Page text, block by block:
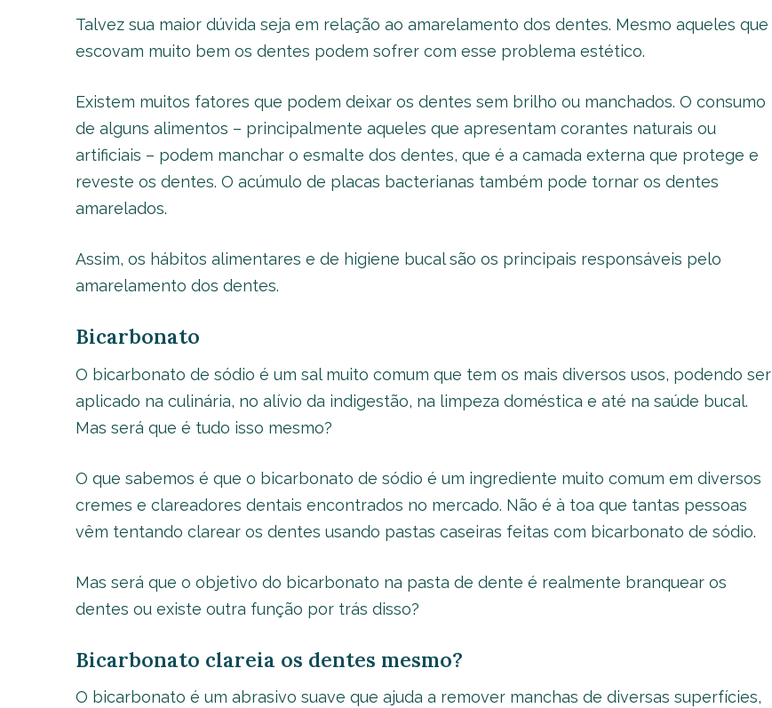
Talvez sua maior dúvida seja em relação ao amarelamento dos dentes. Mesmo aqueles que
escovam muito bem os dentes podem sofrer com esse problema estético.
Existem muitos fatores que podem deixar os dentes sem brilho ou manchados. O consumo
de alguns alimentos – principalmente aqueles que apresentam corantes naturais ou
artificiais – podem manchar o esmalte dos dentes, que é a camada externa que protege e
reveste os dentes. O acúmulo de placas bacterianas também pode tornar os dentes
amarelados.
Assim, os hábitos alimentares e de higiene bucal são os principais responsáveis pelo
amarelamento dos dentes.
Bicarbonato
O bicarbonato de sódio é um sal muito comum que tem os mais diversos usos, podendo ser
aplicado na culinária, no alívio da indigestão, na limpeza doméstica e até na saúde bucal.
Mas será que é tudo isso mesmo?
O que sabemos é que o bicarbonato de sódio é um ingrediente muito comum em diversos
cremes e clareadores dentais encontrados no mercado. Não é à toa que tantas pessoas
vêm tentando clarear os dentes usando pastas caseiras feitas com bicarbonato de sódio.
Mas será que o objetivo do bicarbonato na pasta de dente é realmente branquear os
dentes ou existe outra função por trás disso?
Bicarbonato clareia os dentes mesmo?
O bicarbonato é um abrasivo suave que ajuda a remover manchas de diversas superfícies,